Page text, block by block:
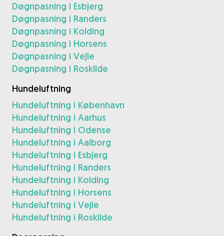
Døgnpasning i Esbjerg
Døgnpasning i Randers
Døgnpasning i Kolding
Døgnpasning i Horsens
Døgnpasning i Vejle
Døgnpasning i Roskilde
Hundeluftning
Hundeluftning i København
Hundeluftning i Aarhus
Hundeluftning i Odense
Hundeluftning i Aalborg
Hundeluftning i Esbjerg
Hundeluftning i Randers
Hundeluftning i Kolding
Hundeluftning i Horsens
Hundeluftning i Vejle
Hundeluftning i Roskilde